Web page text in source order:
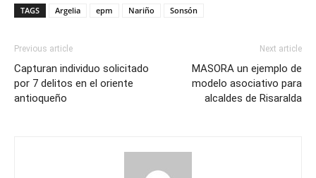
TAGS Argelia epm Nariño Sonsón
Previous article
Capturan individuo solicitado
por 7 delitos en el oriente
antioqueño
Next article
MASORA un ejemplo de
modelo asociativo para
alcaldes de Risaralda